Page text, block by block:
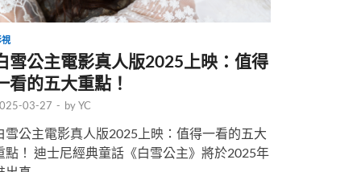
雪公主電影真人版2025上映：值得
看的五大重點！
03-27 - byYC
雪公主電影真人版2025上映：值得一看的五大
點！ 迪士尼經典童話《白雪公主》將於2025年